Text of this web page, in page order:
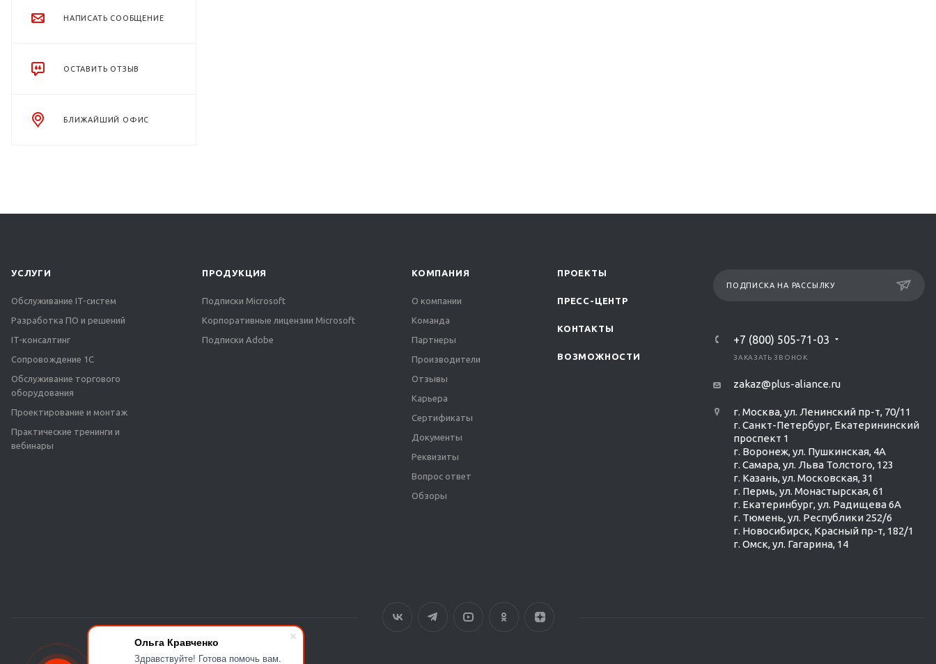
Ольга Кравченко
Здравствуйте! Готова помочь вам.
НАПИСАТЬ СООБЩЕНИЕ
ОСТАВИТЬ ОТЗЫВ
БЛИЖАЙШИЙ ОФИС
УСЛУГИ
Обслуживание IT-систем
Разработка ПО и решений
IT-консалтинг
Сопровождение 1С
Обслуживание торгового
оборудования
Проектирование и монтаж
Практические тренинги и
вебинары
ПРОДУКЦИЯ
Подписки Microsoft
Корпоративные лицензии Microsoft
Подписки Adobe
КОМПАНИЯ
О компании
Команда
Партнеры
Производители
Отзывы
Карьера
Сертификаты
Документы
Реквизиты
Вопрос ответ
Обзоры
ПРОЕКТЫ
ПРЕСС-ЦЕНТР
КОНТАКТЫ
ВОЗМОЖНОСТИ
ПОДПИСКА НА РАССЫЛКУ
+7 (800) 505-71-03
ЗАКАЗАТЬ ЗВОНОК
zakaz@plus-aliance.ru
г. Москва, ул. Ленинский пр-т, 70/11
г. Санкт-Петербург, Екатерининский
проспект 1
г. Воронеж, ул. Пушкинская, 4А
г. Самара, ул. Льва Толстого, 123
г. Казань, ул. Московская, 31
г. Пермь, ул. Монастырская, 61
г. Екатеринбург, ул. Радищева 6А
г. Тюмень, ул. Республики 252/6
г. Новосибирск, Красный пр-т, 182/1
г. Омск, ул. ​Гагарина, 14